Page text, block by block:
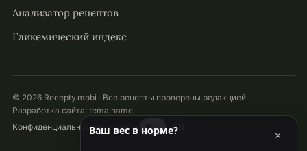
Анализатор рецептов
Гликемический индекс
© 2026 Recepty.mobi · Все рецепты проверены редакцией ·
Разработка сайта: tema.name
КонфиденциальностьКонтакты RU EN
Ваш вес в норме? ×